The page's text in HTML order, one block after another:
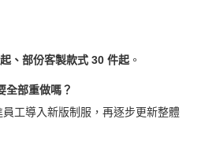
、部份客製款式 30 件起 。
部重做嗎？
工導入新版制服，再逐步更新整體